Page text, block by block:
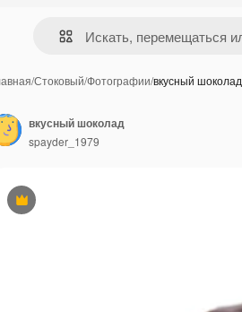
/Стоковый/Фотографии/вкусный шоколад
Премиум
вкусный шоколад
spayder_1979